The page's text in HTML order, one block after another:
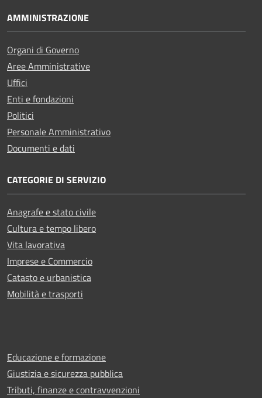
AMMINISTRAZIONE
Organi di Governo
Aree Amministrative
Uffici
Enti e fondazioni
Politici
Personale Amministrativo
Documenti e dati
CATEGORIE DI SERVIZIO
Anagrafe e stato civile
Cultura e tempo libero
Vita lavorativa
Imprese e Commercio
Catasto e urbanistica
Mobilità e trasporti
Educazione e formazione
Giustizia e sicurezza pubblica
Tributi, finanze e contravvenzioni